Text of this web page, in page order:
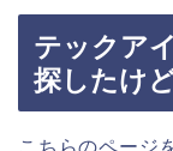
テックア
探したけ